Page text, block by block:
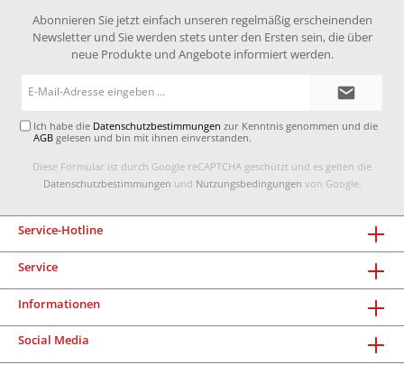
Abonnieren Sie jetzt einfach unseren regelmäßig erscheinenden
Newsletter und Sie werden stets unter den Ersten sein, die über
neue Produkte und Angebote informiert werden.
Ich habe die Datenschutzbestimmungen zur Kenntnis genommen und die
AGB gelesen und bin mit ihnen einverstanden.
Diese Formular ist durch Google reCAPTCHA geschützt und es gelten die
Datenschutzbestimmungen und Nutzungsbedingungen von Google.
Service-Hotline
Service
Informationen
Social Media